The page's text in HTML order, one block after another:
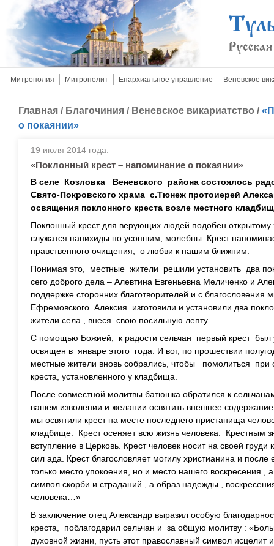
Митрополия Митрополит Епархиальное управление Веневское
Главная / Благочиния / Веневское викариатство /
о покаянии»
19 июля 2014 года.
«Поклонный крест – напоминание о покаянии»
В селе Козловка Веневского района состоялось
Свято-Покровского храма с.Тюнеж протоиерей
освящения поклонного креста возле местного
Поклонный крест для верующих людей подобен
служатся панихиды по усопшим, молебны. Крест
нравственного очищения, о любви к нашим ближним.
Понимая это, местные жители решили установить два
сего доброго дела – Алевтина Евгеньевна Меличенко и
поддержке сторонних благотворителей и с благословения
Ефремовского Алексия изготовили и установили два
жители села , внеся свою посильную лепту.
С помощью Божией, к радости сельчан первый крест был
освящен в январе этого года. И вот, по прошествии
местные жители вновь собрались, чтобы помолиться при
креста, установленного у кладбища.
После совместной молитвы батюшка обратился к
вашем изволении и желании освятить внешнее
мы освятили крест на месте последнего пристанища
кладбище. Крест осеняет всю жизнь человека. Крестным
вступление в Церковь. Крест человек носит на своей
сил ада. Крест благословляет могилу христианина и
только место упокоения, но и место нашего воскресения ,
символ скорби и страданий , а образ надежды ,
человека…»
В заключение отец Александр выразил особую
креста, поблагодарил сельчан и за общую молитву :
духовной жизни, пусть этот православный символ